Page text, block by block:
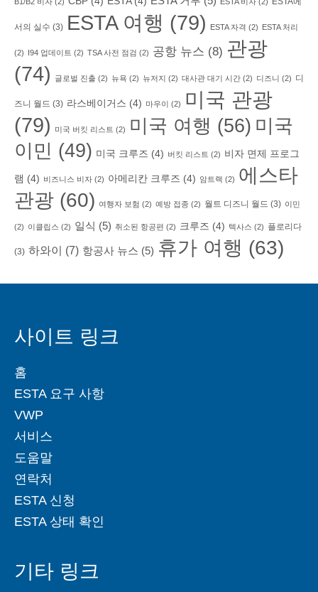
서의 실수 (3) ESTA 여행 (79) ESTA 자격 (2) ESTA 처리
(2) I94 업데이트 (2) TSA 사전 점검 (2) 공항 뉴스 (8) 관광
(74)
글로벌 진출 (2) 뉴욕 (2) 뉴저지 (2) 대사관 대기 시간 (2) 디즈니 (2) 디
즈니 월드 (3) 라스베이거스 (4) 마우이 (2)
미국 관광
(79)
미국 버킷 리스트 (2) 미국 여행 (56) 미국
이민 (49) 미국 크루즈 (4) 버킷 리스트 (2) 비자 면제 프로그
램 (4) 비즈니스 비자 (2) 아메리칸 크루즈 (4) 암트랙 (2) 에스타
관광 (60) 여행자 보험 (2) 예방 접종 (2) 월트 디즈니 월드 (3) 이민
(2) 이클립스 (2) 일식 (5) 취소된 항공편 (2) 크루즈 (4) 텍사스 (2) 플로리다
(3) 하와이 (7) 항공사 뉴스 (5) 휴가 여행 (63)
사이트 링크
홈
ESTA 요구 사항
VWP
서비스
도움말
연락처
ESTA 신청
ESTA 상태 확인
기타 링크